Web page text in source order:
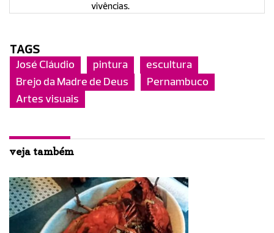
vivências.
TAGS
José Cláudio pintura
escultura
Brejo da Madre de Deus
Pernambuco
Artes visuais
veja também